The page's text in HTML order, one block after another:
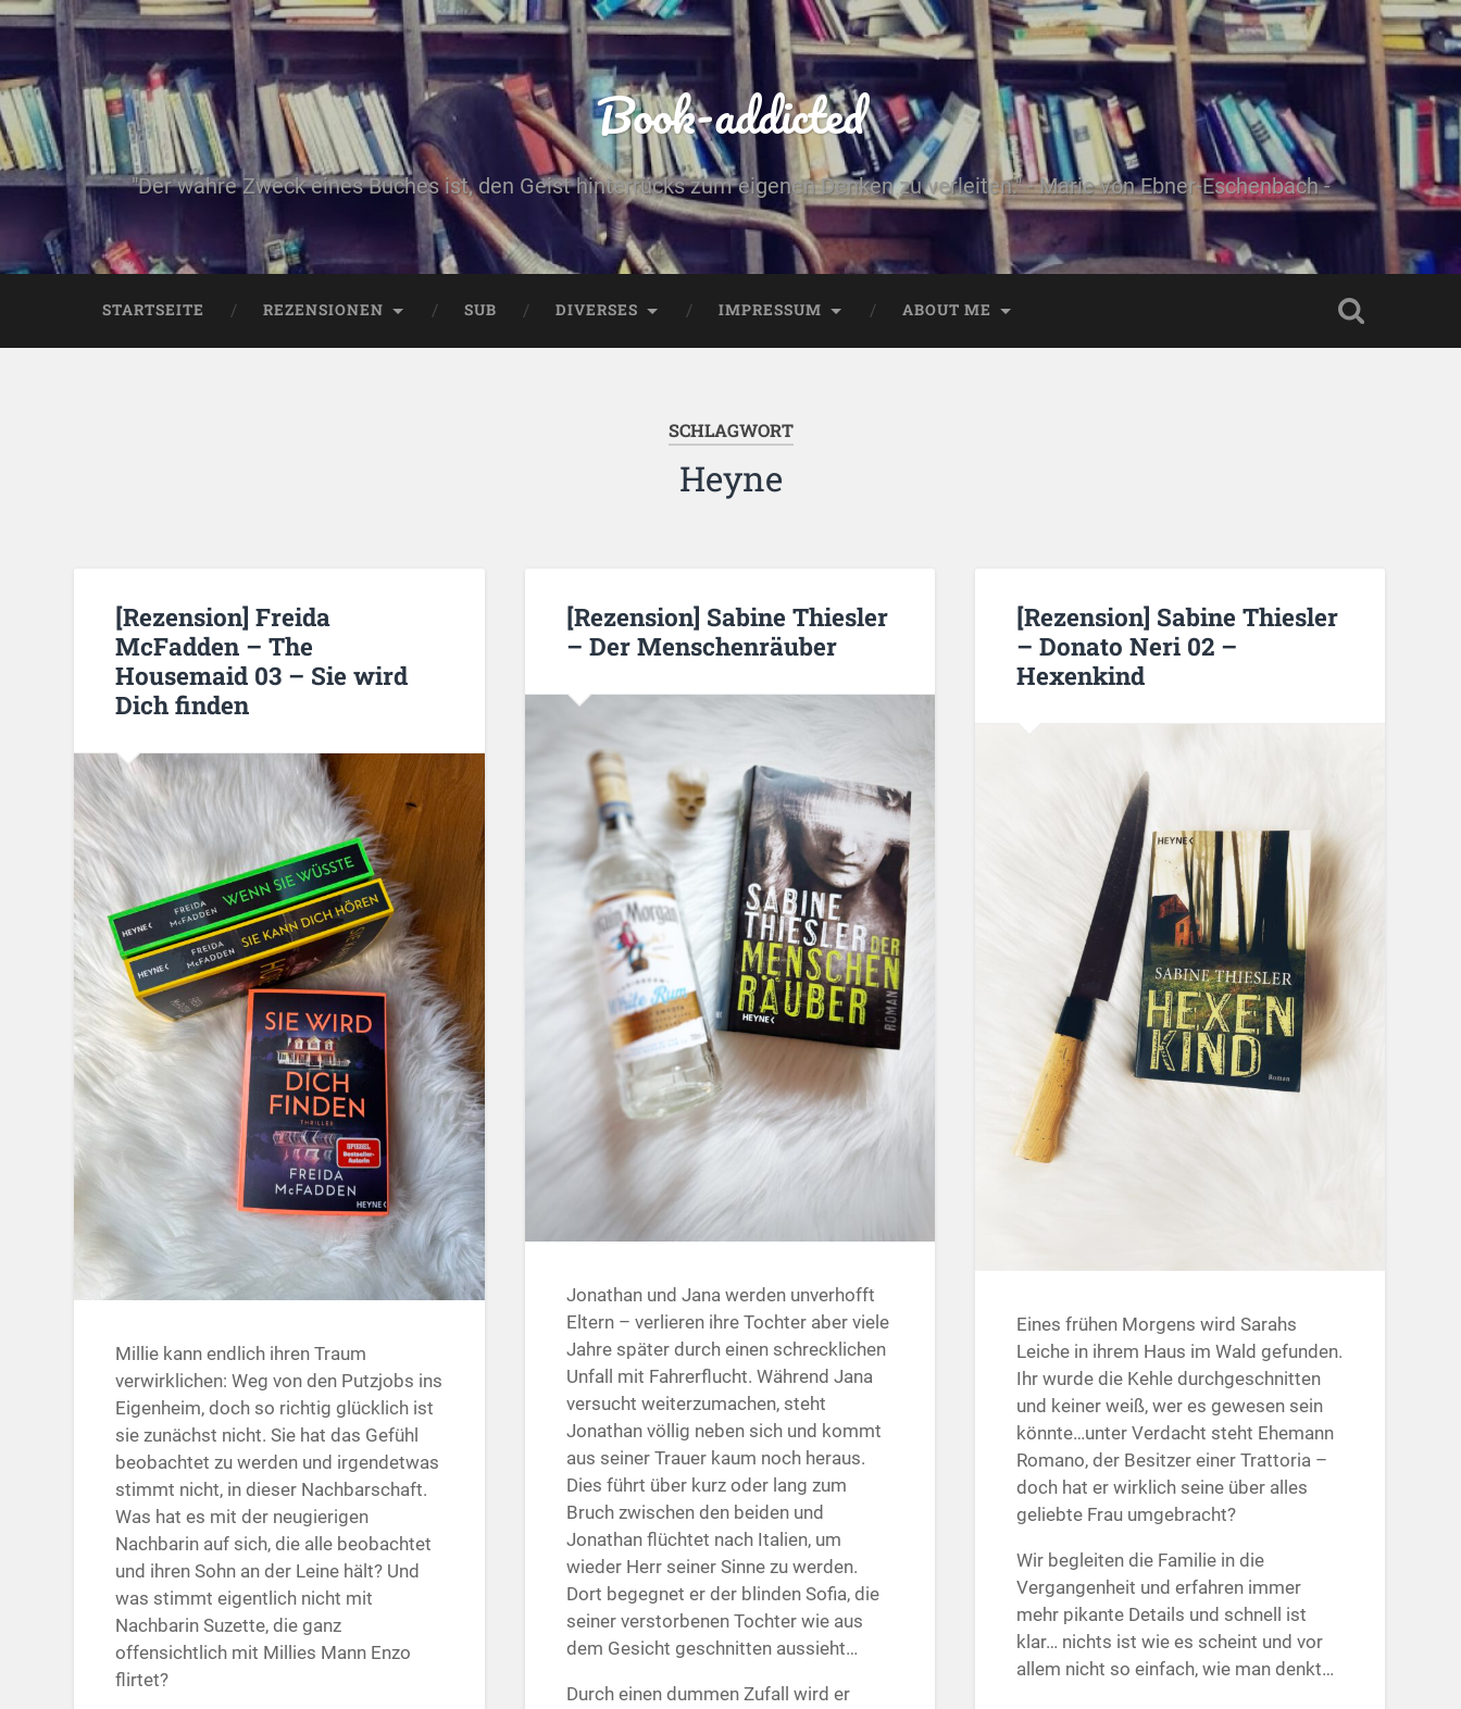
Book-addicted
"Der wahre Zweck eines Buches ist, den Geist hinterrücks zum eigenen Denken zu verleiten." - Marie von Ebner-Eschenbach -
STARTSEITE REZENSIONEN SUB DIVERSES IMPRESSUM ABOUT ME
SCHLAGWORT
Heyne
[Rezension] Freida
McFadden – The
Housemaid 03 – Sie wird
Dich finden
Millie kann endlich ihren Traum
verwirklichen: Weg von den Putzjobs ins
Eigenheim, doch so richtig glücklich ist
sie zunächst nicht. Sie hat das Gefühl
beobachtet zu werden und irgendetwas
stimmt nicht, in dieser Nachbarschaft.
Was hat es mit der neugierigen
Nachbarin auf sich, die alle beobachtet
und ihren Sohn an der Leine hält? Und
was stimmt eigentlich nicht mit
Nachbarin Suzette, die ganz
offensichtlich mit Millies Mann Enzo
flirtet?
[Rezension] Sabine Thiesler
– Der Menschenräuber
Jonathan und Jana werden unverhofft
Eltern – verlieren ihre Tochter aber viele
Jahre später durch einen schrecklichen
Unfall mit Fahrerflucht. Während Jana
versucht weiterzumachen, steht
Jonathan völlig neben sich und kommt
aus seiner Trauer kaum noch heraus.
Dies führt über kurz oder lang zum
Bruch zwischen den beiden und
Jonathan flüchtet nach Italien, um
wieder Herr seiner Sinne zu werden.
Dort begegnet er der blinden Sofia, die
seiner verstorbenen Tochter wie aus
dem Gesicht geschnitten aussieht…
Durch einen dummen Zufall wird er
[Rezension] Sabine Thiesler
– Donato Neri 02 –
Hexenkind
Eines frühen Morgens wird Sarahs
Leiche in ihrem Haus im Wald gefunden.
Ihr wurde die Kehle durchgeschnitten
und keiner weiß, wer es gewesen sein
könnte…unter Verdacht steht Ehemann
Romano, der Besitzer einer Trattoria –
doch hat er wirklich seine über alles
geliebte Frau umgebracht?
Wir begleiten die Familie in die
Vergangenheit und erfahren immer
mehr pikante Details und schnell ist
klar… nichts ist wie es scheint und vor
allem nicht so einfach, wie man denkt…